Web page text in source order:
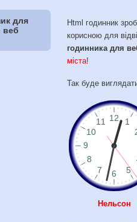
для
веб
Html годинник
корисною для
годинника для
міста!
Так буде
Нельсон